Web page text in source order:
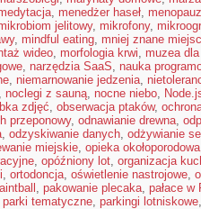
, menedżer haseł,
jelitowy, mikrofony,
, mindful eating, mniej znane
wideo, morfologia krwi, muzea
, narzędzia SaaS, nauka
, niemarnowanie jedzenia,
, noclegi z sauną, nocne niebo,
zdjęć, obserwacja ptaków,
przeponowy, odnawianie drewna,
, odzyskiwanie danych, odżywianie
miejskie, opieka okołoporodowa
, opóźniony lot, organizacja
, ortodoncja, oświetlenie nastrojowe,
, pakowanie plecaka, pałace w
parki tematyczne, parkingi lotniskowe,